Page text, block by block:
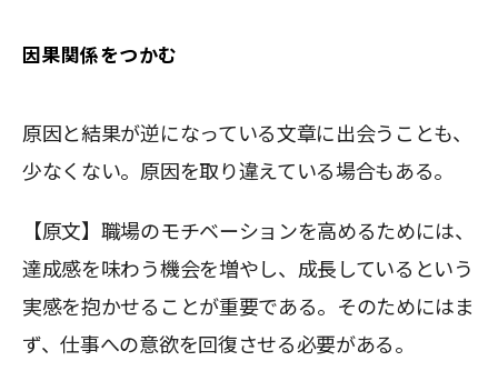
因果関係をつかむ
原因と結果が逆になっている文章に出会うことも、
少なくない。原因を取り違えている場合もある。
【原文】職場のモチベーションを高めるためには、
達成感を味わう機会を増やし、成長しているという
実感を抱かせることが重要である。そのためにはま
ず、仕事への意欲を回復させる必要がある。